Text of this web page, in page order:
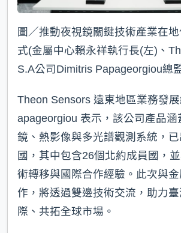
圖／推動夜視鏡關鍵技術產業在
式(金屬中心賴永祥執行長(左)、
S.A公司Dimitris Papageorgiou總
Theon Sensors 遠東地區業務發
apageorgiou 表示，該公司產品涵
鏡、熱影像與多光譜觀測系統，
國，其中包含26個北約成員國，
術轉移與國際合作經驗。此次與
作，將透過雙邊技術交流，助力
際、共拓全球市場。